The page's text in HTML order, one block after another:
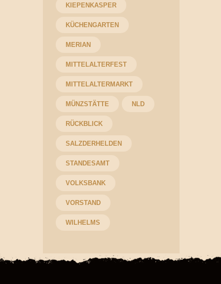
KIEPENKASPER
KÜCHENGARTEN
MERIAN
MITTELALTERFEST
MITTELALTERMARKT
MÜNZSTÄTTE NLD
RÜCKBLICK
SALZDERHELDEN
STANDESAMT
VOLKSBANK
VORSTAND
WILHELMS